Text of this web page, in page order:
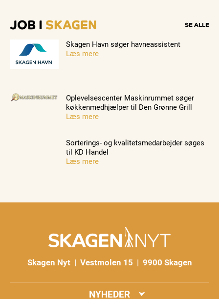
JOB I SKAGEN SE ALLE
Skagen Havn søger havneassistent
Læs mere
Oplevelsescenter Maskinrummet søger
køkkenmedhjælper til Den Grønne Grill
Læs mere
Sorterings- og kvalitetsmedarbejder søges
til KD Handel
Læs mere
Skagen Nyt | Vestmolen 15 | 9900 Skagen
NYHEDER